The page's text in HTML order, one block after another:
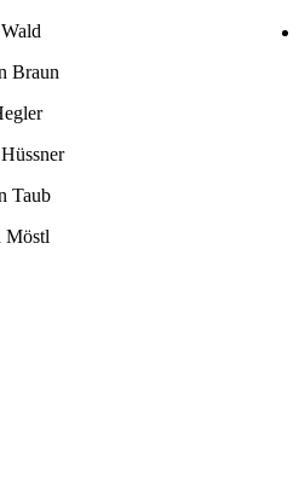
Braun
Taub
Möstl